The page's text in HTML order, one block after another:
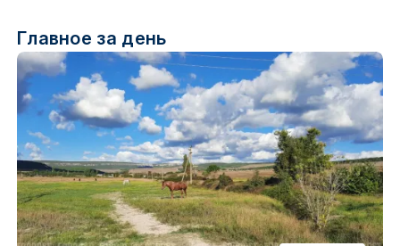
Главное за день